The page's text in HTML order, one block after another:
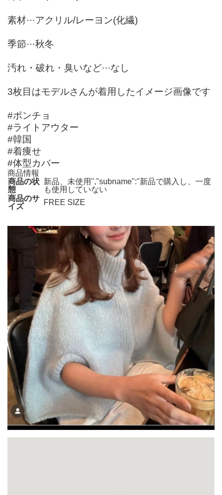
素材···アクリル/レーヨン(化繊)
季節···秋冬
汚れ・破れ・臭いなど···なし
3枚目はモデルさんが着用したイメージ画像です
#ポンチョ
#ライトアウター
#韓国
#着痩せ
#体型カバー
商品情報
商品の状
態
新品、未使用","subname":"新品で購入し、一度
も使用していない
商品のサ
イズ
FREE SIZE